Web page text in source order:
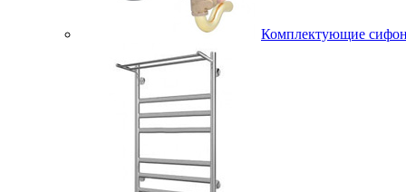
Комплектующие